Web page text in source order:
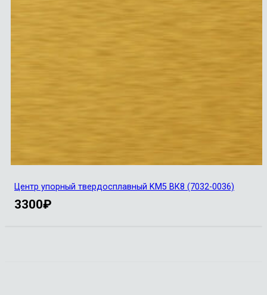
Центр упорный твердосплавный KM5 ВК8 (7032-0036)
3300₽